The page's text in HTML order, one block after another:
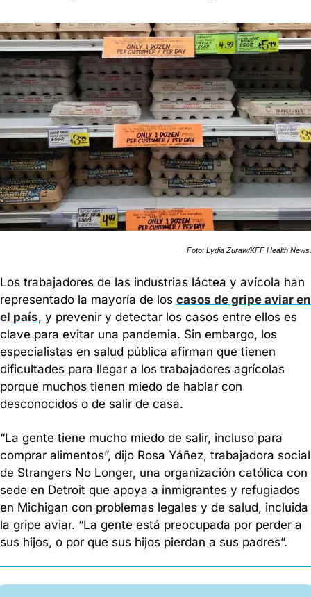
Foto: Lydia Zuraw/KFF Health News.
Los trabajadores de las industrias láctea y avícola han
representado la mayoría de los casos de gripe aviar en
el país, y prevenir y detectar los casos entre ellos es
clave para evitar una pandemia. Sin embargo, los
especialistas en salud pública afirman que tienen
dificultades para llegar a los trabajadores agrícolas
porque muchos tienen miedo de hablar con
desconocidos o de salir de casa.
“La gente tiene mucho miedo de salir, incluso para
comprar alimentos”, dijo Rosa Yáñez, trabajadora social
de Strangers No Longer, una organización católica con
sede en Detroit que apoya a inmigrantes y refugiados
en Michigan con problemas legales y de salud, incluida
la gripe aviar. “La gente está preocupada por perder a
sus hijos, o por que sus hijos pierdan a sus padres”.